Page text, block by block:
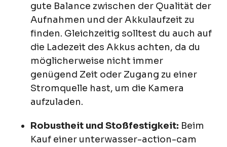
gute Balance zwischen der Qualität der
Aufnahmen und der Akkulaufzeit zu
finden. Gleichzeitig solltest du auch auf
die Ladezeit des Akkus achten, da du
möglicherweise nicht immer
genügend Zeit oder Zugang zu einer
Stromquelle hast, um die Kamera
aufzuladen.
Robustheit und Stoßfestigkeit: Beim
Kauf einer unterwasser-action-cam